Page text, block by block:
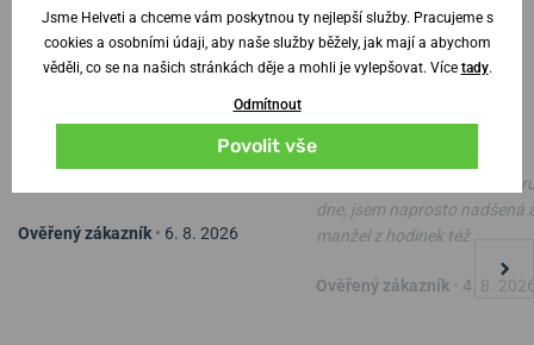
100% zákazníkůnáš
obchod doporučuje
Ověřený zákazník • 6. 8. 2026
100%
skvělé, i s gravírováním do
dne, jsem naprosto nadšená
manžel z hodinek též
Ověřený zákazník 4. 8.
Jsme Helveti a chceme vám poskytnou ty nejlepší služby. Pracujeme s
cookies a osobními údaji, aby naše služby běžely, jak mají a abychom
věděli, co se na našich stránkách děje a mohli je vylepšovat. Více tady.
Odmítnout
Povolit vše